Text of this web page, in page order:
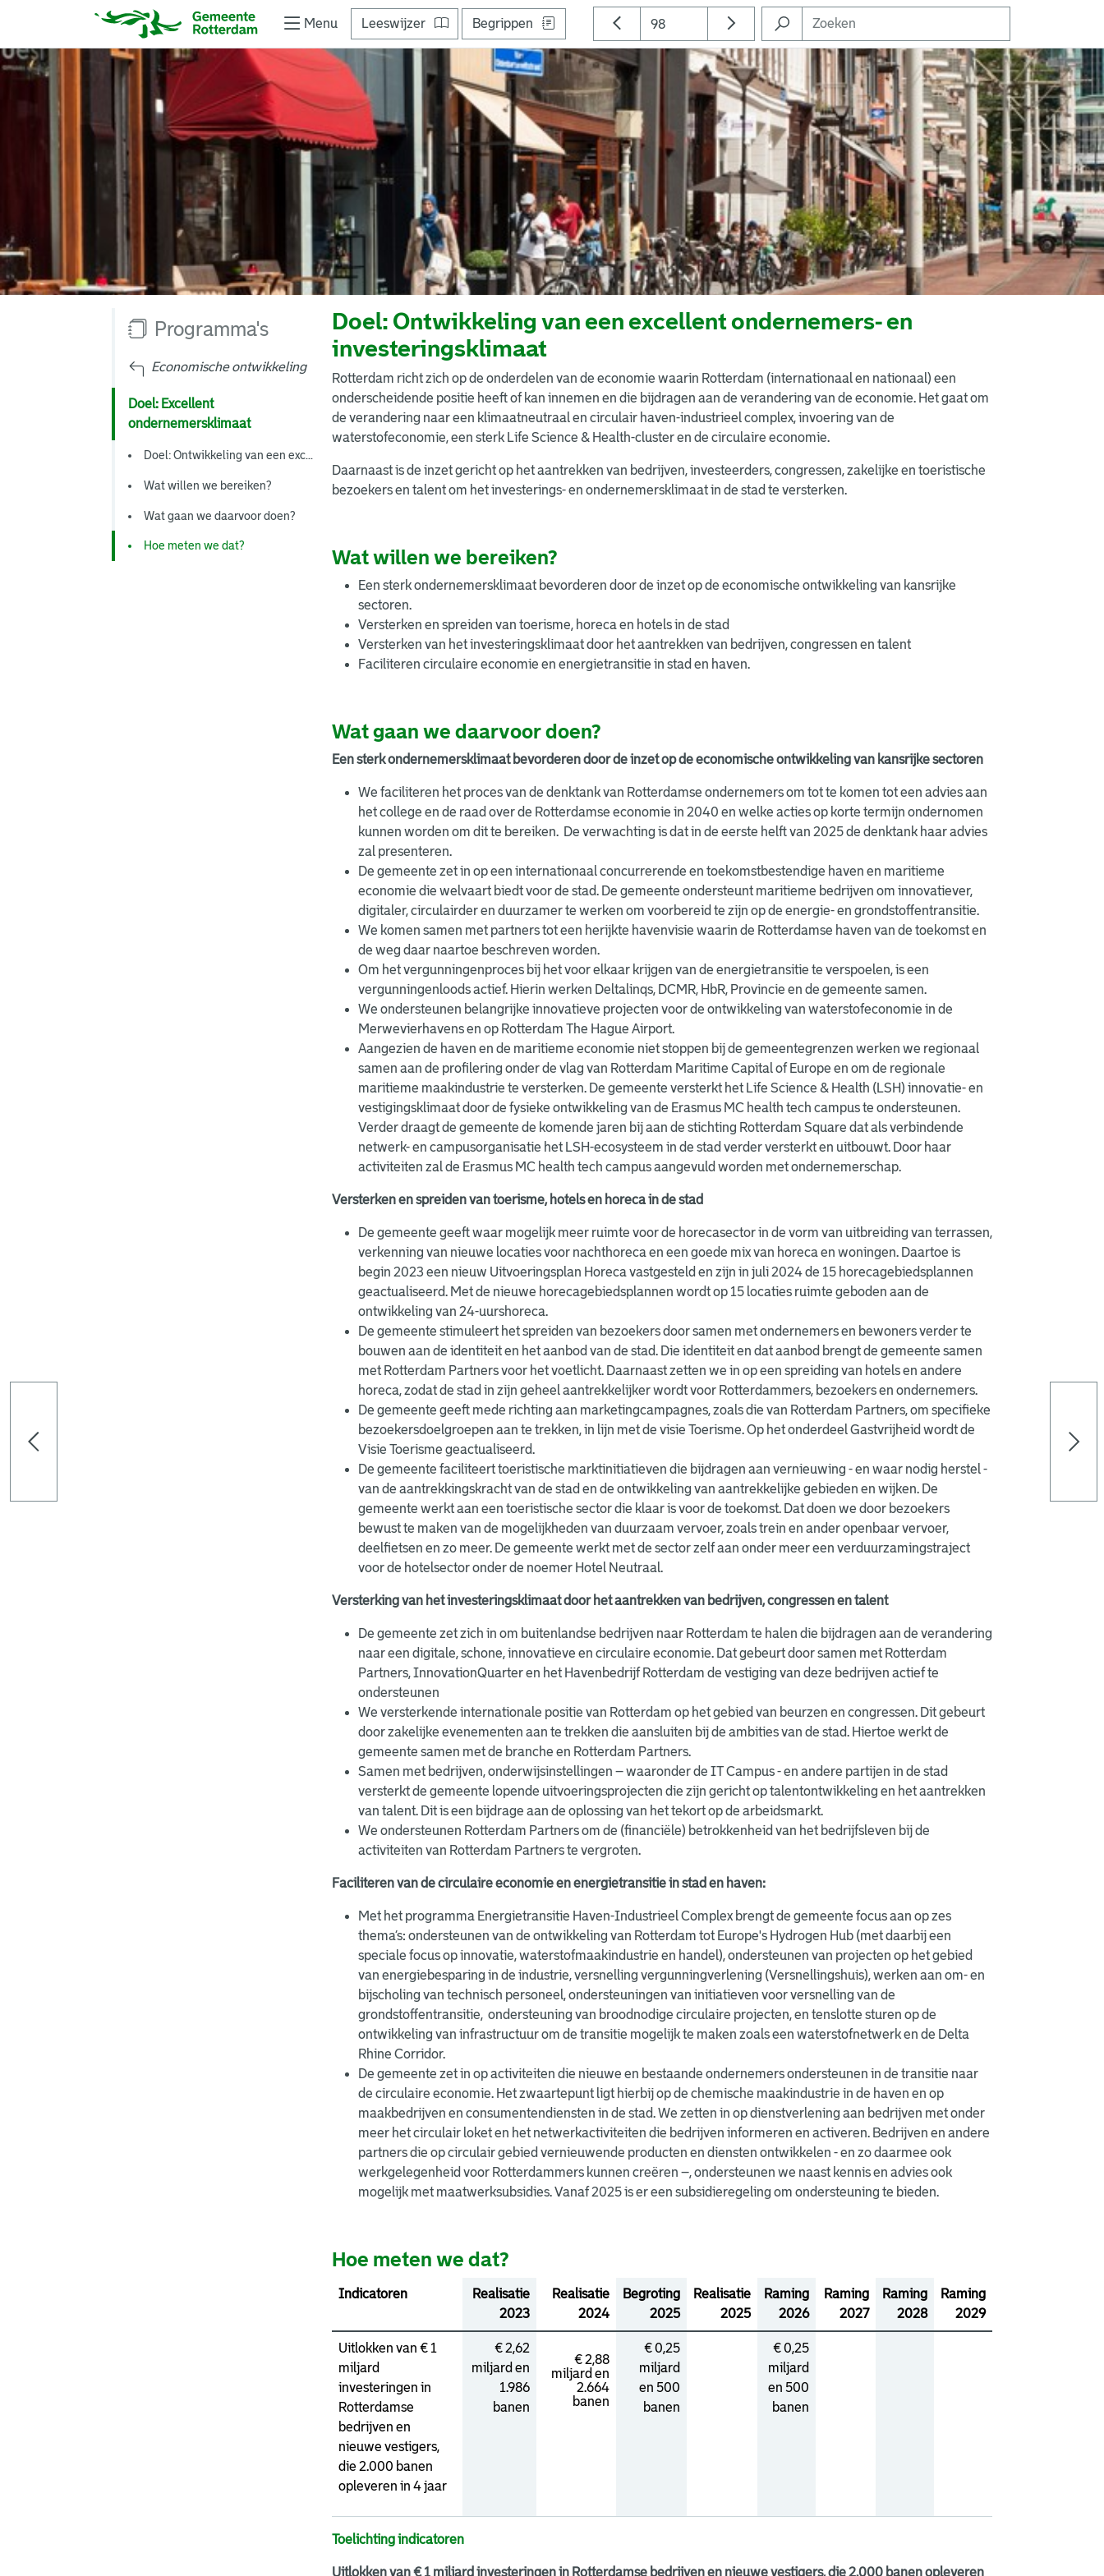
Menu Leeswijzer Begrippen
Programma's
Economische ontwikkeling
Doel: Excellent
ondernemersklimaat
Doel: Ontwikkeling van een exc...
Wat willen we bereiken?
Wat gaan we daarvoor doen?
Hoe meten we dat?
Doel: Ontwikkeling van een excellent ondernemers- en
investeringsklimaat
Rotterdam richt zich op de onderdelen van de economie waarin Rotterdam (internationaal en nationaal) een
onderscheidende positie heeft of kan innemen en die bijdragen aan de verandering van de economie. Het gaat om
de verandering naar een klimaatneutraal en circulair haven-industrieel complex, invoering van de
waterstofeconomie, een sterk Life Science & Health-cluster en de circulaire economie.
Daarnaast is de inzet gericht op het aantrekken van bedrijven, investeerders, congressen, zakelijke en toeristische
bezoekers en talent om het investerings- en ondernemersklimaat in de stad te versterken.
Wat willen we bereiken?
Een sterk ondernemersklimaat bevorderen door de inzet op de economische ontwikkeling van kansrijke
sectoren.
Versterken en spreiden van toerisme, horeca en hotels in de stad
Versterken van het investeringsklimaat door het aantrekken van bedrijven, congressen en talent
Faciliteren circulaire economie en energietransitie in stad en haven.
Wat gaan we daarvoor doen?
Een sterk ondernemersklimaat bevorderen door de inzet op de economische ontwikkeling van kansrijke sectoren
We faciliteren het proces van de denktank van Rotterdamse ondernemers om tot te komen tot een advies aan
het college en de raad over de Rotterdamse economie in 2040 en welke acties op korte termijn ondernomen
kunnen worden om dit te bereiken. De verwachting is dat in de eerste helft van 2025 de denktank haar advies
zal presenteren.
De gemeente zet in op een internationaal concurrerende en toekomstbestendige haven en maritieme
economie die welvaart biedt voor de stad. De gemeente ondersteunt maritieme bedrijven om innovatiever,
digitaler, circulairder en duurzamer te werken om voorbereid te zijn op de energie- en grondstoffentransitie.
We komen samen met partners tot een herijkte havenvisie waarin de Rotterdamse haven van de toekomst en
de weg daar naartoe beschreven worden.
Om het vergunningenproces bij het voor elkaar krijgen van de energietransitie te verspoelen, is een
vergunningenloods actief. Hierin werken Deltalinqs, DCMR, HbR, Provincie en de gemeente samen.
We ondersteunen belangrijke innovatieve projecten voor de ontwikkeling van waterstofeconomie in de
Merwevierhavens en op Rotterdam The Hague Airport.
Aangezien de haven en de maritieme economie niet stoppen bij de gemeentegrenzen werken we regionaal
samen aan de profilering onder de vlag van Rotterdam Maritime Capital of Europe en om de regionale
maritieme maakindustrie te versterken. De gemeente versterkt het Life Science & Health (LSH) innovatie- en
vestigingsklimaat door de fysieke ontwikkeling van de Erasmus MC health tech campus te ondersteunen.
Verder draagt de gemeente de komende jaren bij aan de stichting Rotterdam Square dat als verbindende
netwerk- en campusorganisatie het LSH-ecosysteem in de stad verder versterkt en uitbouwt. Door haar
activiteiten zal de Erasmus MC health tech campus aangevuld worden met ondernemerschap.
Versterken en spreiden van toerisme, hotels en horeca in de stad
De gemeente geeft waar mogelijk meer ruimte voor de horecasector in de vorm van uitbreiding van terrassen,
verkenning van nieuwe locaties voor nachthoreca en een goede mix van horeca en woningen. Daartoe is
begin 2023 een nieuw Uitvoeringsplan Horeca vastgesteld en zijn in juli 2024 de 15 horecagebiedsplannen
geactualiseerd. Met de nieuwe horecagebiedsplannen wordt op 15 locaties ruimte geboden aan de
ontwikkeling van 24-uurshoreca.
De gemeente stimuleert het spreiden van bezoekers door samen met ondernemers en bewoners verder te
bouwen aan de identiteit en het aanbod van de stad. Die identiteit en dat aanbod brengt de gemeente samen
met Rotterdam Partners voor het voetlicht. Daarnaast zetten we in op een spreiding van hotels en andere
horeca, zodat de stad in zijn geheel aantrekkelijker wordt voor Rotterdammers, bezoekers en ondernemers.
De gemeente geeft mede richting aan marketingcampagnes, zoals die van Rotterdam Partners, om specifieke
bezoekersdoelgroepen aan te trekken, in lijn met de visie Toerisme. Op het onderdeel Gastvrijheid wordt de
Visie Toerisme geactualiseerd.
De gemeente faciliteert toeristische marktinitiatieven die bijdragen aan vernieuwing - en waar nodig herstel -
van de aantrekkingskracht van de stad en de ontwikkeling van aantrekkelijke gebieden en wijken. De
gemeente werkt aan een toeristische sector die klaar is voor de toekomst. Dat doen we door bezoekers
bewust te maken van de mogelijkheden van duurzaam vervoer, zoals trein en ander openbaar vervoer,
deelfietsen en zo meer. De gemeente werkt met de sector zelf aan onder meer een verduurzamingstraject
voor de hotelsector onder de noemer Hotel Neutraal.
Versterking van het investeringsklimaat door het aantrekken van bedrijven, congressen en talent
De gemeente zet zich in om buitenlandse bedrijven naar Rotterdam te halen die bijdragen aan de verandering
naar een digitale, schone, innovatieve en circulaire economie. Dat gebeurt door samen met Rotterdam
Partners, InnovationQuarter en het Havenbedrijf Rotterdam de vestiging van deze bedrijven actief te
ondersteunen
We versterkende internationale positie van Rotterdam op het gebied van beurzen en congressen. Dit gebeurt
door zakelijke evenementen aan te trekken die aansluiten bij de ambities van de stad. Hiertoe werkt de
gemeente samen met de branche en Rotterdam Partners.
Samen met bedrijven, onderwijsinstellingen – waaronder de IT Campus - en andere partijen in de stad
versterkt de gemeente lopende uitvoeringsprojecten die zijn gericht op talentontwikkeling en het aantrekken
van talent. Dit is een bijdrage aan de oplossing van het tekort op de arbeidsmarkt.
We ondersteunen Rotterdam Partners om de (financiële) betrokkenheid van het bedrijfsleven bij de
activiteiten van Rotterdam Partners te vergroten.
Faciliteren van de circulaire economie en energietransitie in stad en haven:
Met het programma Energietransitie Haven-Industrieel Complex brengt de gemeente focus aan op zes
thema’s: ondersteunen van de ontwikkeling van Rotterdam tot Europe's Hydrogen Hub (met daarbij een
speciale focus op innovatie, waterstofmaakindustrie en handel), ondersteunen van projecten op het gebied
van energiebesparing in de industrie, versnelling vergunningverlening (Versnellingshuis), werken aan om- en
bijscholing van technisch personeel, ondersteuningen van initiatieven voor versnelling van de
grondstoffentransitie, ondersteuning van broodnodige circulaire projecten, en tenslotte sturen op de
ontwikkeling van infrastructuur om de transitie mogelijk te maken zoals een waterstofnetwerk en de Delta
Rhine Corridor.
De gemeente zet in op activiteiten die nieuwe en bestaande ondernemers ondersteunen in de transitie naar
de circulaire economie. Het zwaartepunt ligt hierbij op de chemische maakindustrie in de haven en op
maakbedrijven en consumentendiensten in de stad. We zetten in op dienstverlening aan bedrijven met onder
meer het circulair loket en het netwerkactiviteiten die bedrijven informeren en activeren. Bedrijven en andere
partners die op circulair gebied vernieuwende producten en diensten ontwikkelen - en zo daarmee ook
werkgelegenheid voor Rotterdammers kunnen creëren –, ondersteunen we naast kennis en advies ook
mogelijk met maatwerksubsidies. Vanaf 2025 is er een subsidieregeling om ondersteuning te bieden.
Hoe meten we dat?
Indicatoren
Realisatie
2023
Realisatie
2024
Begroting
2025
Realisatie
2025
Raming
2026
Raming
2027
Raming
2028
Raming
2029
Uitlokken van € 1
miljard
investeringen in
Rotterdamse
bedrijven en
nieuwe vestigers,
die 2.000 banen
opleveren in 4 jaar
€ 2,62
miljard en
1.986
banen
€ 2,88
miljard en
2.664
banen
€ 0,25
miljard
en 500
banen
€ 0,25
miljard
en 500
banen
Toelichting indicatoren
Uitlokken van € 1 miljard investeringen in Rotterdamse bedrijven en nieuwe vestigers, die 2.000 banen opleveren